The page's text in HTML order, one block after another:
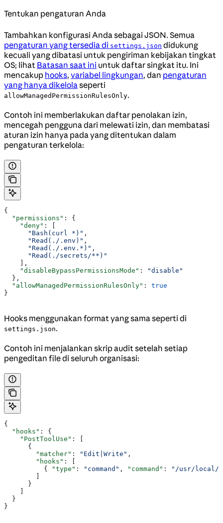
Tentukan pengaturan Anda
Tambahkan konfigurasi Anda sebagai JSON. Semua
pengaturan yang tersedia di settings.json didukung
kecuali yang dibatasi untuk pengiriman kebijakan tingkat
OS; lihat Batasan saat ini untuk daftar singkat itu. Ini
mencakup hooks, variabel lingkungan, dan pengaturan
yang hanya dikelolaseperti
allowManagedPermissionRulesOnly.
Contoh ini memberlakukan daftar penolakan izin,
mencegah pengguna dari melewati izin, dan membatasi
aturan izin hanya pada yang ditentukan dalam
pengaturan terkelola:
{
  "permissions"
: {
    "deny"
: [
      "Bash(curl *)"
,
      "Read(./.env)"
,
      "Read(./.env.*)"
,
      "Read(./secrets/**)"
    ],
    "disableBypassPermissionsMode"
:
"disable"
  },
  "allowManagedPermissionRulesOnly"
: true
}
Hooks menggunakan format yang sama seperti di
settings.json.
Contoh ini menjalankan skrip audit setelah setiap
pengeditan file di seluruh organisasi:
{
  "hooks"
: {
    "PostToolUse"
: [
      {
        "matcher"
: "Edit|Write" ,
        "hooks"
: [
          {
"type" : "command" , "command" :
"/usr/local/
      }
  }
}